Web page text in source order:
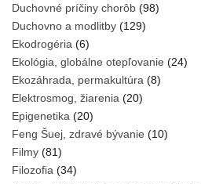
Duchovné príčiny chorôb (98)
Duchovno a modlitby (129)
Ekodrogéria (6)
Ekológia, globálne otepľovanie (24)
Ekozáhrada, permakultúra (8)
Elektrosmog, žiarenia (20)
Epigenetika (20)
Feng Šuej, zdravé bývanie (10)
Filmy (81)
Filozofia (34)